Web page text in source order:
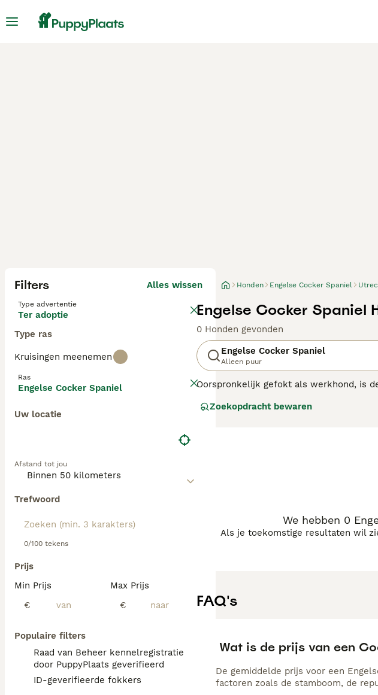
Filters Alles wissen
Type advertentie
Ter adoptie
Type ras
Kruisingen meenemen
Ras
Engelse Cocker Spaniel
Uw locatie
Afstand tot jou
Trefwoord
0/100 tekens
Prijs
Min Prijs
€
Max Prijs
€
Populaire filters
Raad van Beheer kennelregistratie
door PuppyPlaats geverifieerd
ID-geverifieerde fokkers
Honden Engelse Cocker Spaniel
Engelse Cocker Spaniel
0 Honden gevonden
Engelse Cocker Spaniel
Alleen puur
Oorspronkelijk gefokt als werkhond, is
gezinshond. Het zijn vrolijke, energieke
adviespagina
Zoekopdracht bewaren
We hebben 0
Als je toekomstige resultaten wil
FAQ's
Wat is de prijs van een
De gemiddelde prijs voor een
factoren zoals de stamboom, de